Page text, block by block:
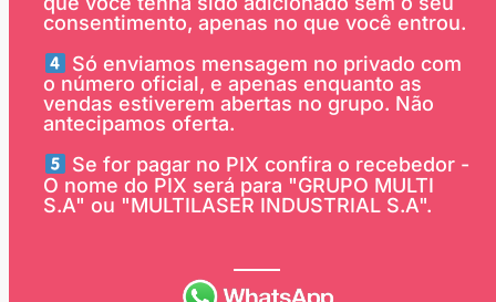
consentimento, apenas no que você entrou.
Só enviamos mensagem no privado com
o número oficial, e apenas enquanto as
vendas estiverem abertas no grupo. Não
antecipamos oferta.
Se for pagar no PIX confira o recebedor -
O nome do PIX será para "GRUPO MULTI
S.A" ou "MULTILASER INDUSTRIAL S.A".